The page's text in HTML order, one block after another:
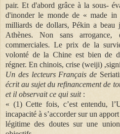
pair. Et d'abord grâce à la sous-
d'inonder le monde de « made
milliards de dollars, Pékin a beau
Athènes. Non sans arrogance,
commerciales. Le prix de la
volonté de la Chine est bien de
régner. En chinois, crise (weiji)
Un des lecteurs Français de
écrit au sujet du refinancement de
et il observait ce qui suit:
« (1) Cette fois, c’est entendu,
incapacité à s’accorder sur un
légitime des doutes sur une